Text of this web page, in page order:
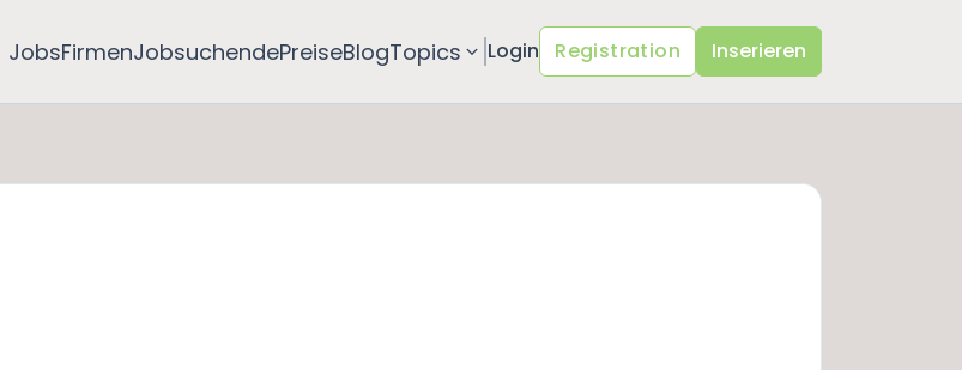
JobsFirmenJobsuchendePreiseBlogTopics Login Registration Inserieren